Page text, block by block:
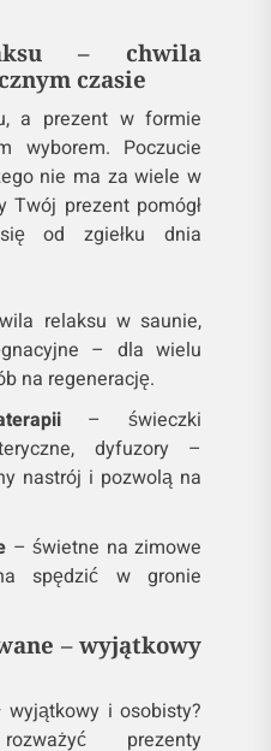
– chwila
czasie
a prezent w formie
wyborem. Poczucie
nie ma za wiele w
Twój prezent pomógł
od zgiełku dnia
relaksu w saunie,
– dla wielu
na regenerację.
– świeczki
dyfuzory –
nastrój i pozwolą na
– świetne na zimowe
spędzić w gronie
– wyjątkowy
wyjątkowy i osobisty?
prezenty